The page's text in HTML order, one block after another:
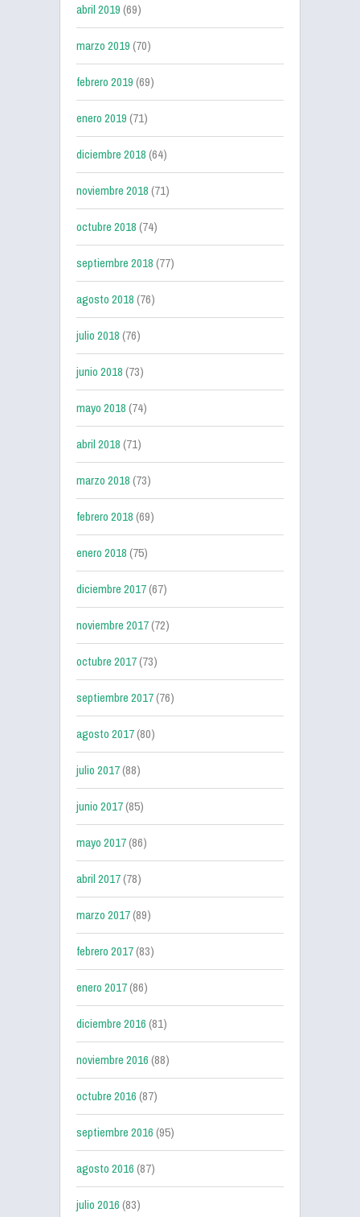
abril 2019(69)
marzo 2019(70)
febrero 2019(69)
enero 2019(71)
diciembre 2018(64)
noviembre 2018(71)
octubre 2018(74)
septiembre 2018(77)
agosto 2018(76)
julio 2018(76)
junio 2018(73)
mayo 2018(74)
abril 2018(71)
marzo 2018(73)
febrero 2018(69)
enero 2018(75)
diciembre 2017(67)
noviembre 2017(72)
octubre 2017(73)
septiembre 2017(76)
agosto 2017(80)
julio 2017(88)
junio 2017(85)
mayo 2017(86)
abril 2017(78)
marzo 2017(89)
febrero 2017(83)
enero 2017(86)
diciembre 2016(81)
noviembre 2016(88)
octubre 2016(87)
septiembre 2016(95)
agosto 2016(87)
julio 2016(83)